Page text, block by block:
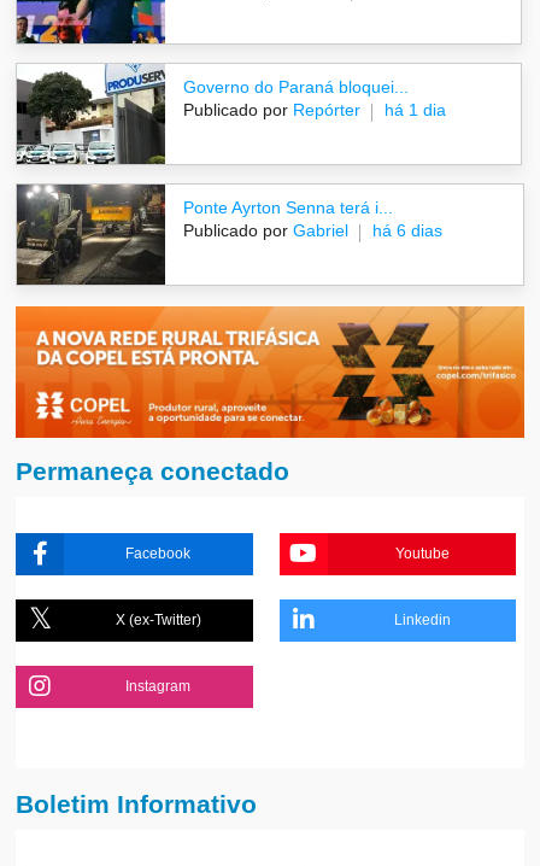
Governo do Paraná bloquei...
Publicado por Repórter há 1 dia
Ponte Ayrton Senna terá i...
Publicado por Gabriel há 6 dias
Permaneça conectado
Facebook Youtube
X (ex-Twitter) Linkedin
Instagram
Boletim Informativo